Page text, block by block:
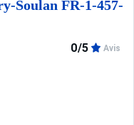
plaques vitro
lave
linge, cafetière expresso et électrique,service à
Soulan FR-1-457-
0/5 Avis